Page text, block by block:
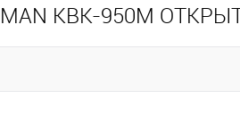
KВК-950М